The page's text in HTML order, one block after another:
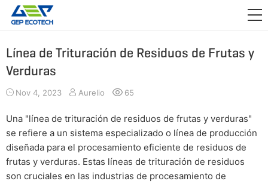
APLICACIÓN
ACERCA DE NOSOTROS
CONTÁCTENOS
Línea de Trituración de Residuos de Frutas y
Verduras
Nov 4, 2023 Aurelio 65
Una "línea de trituración de residuos de frutas y verduras"
se refiere a un sistema especializado o línea de producción
diseñada para el procesamiento eficiente de residuos de
frutas y verduras. Estas líneas de trituración de residuos
son cruciales en las industrias de procesamiento de